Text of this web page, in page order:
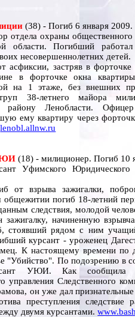
(38) - Погиб 6 января 2009.
охраны общественного
области. Погибший
несовершеннолетних детей.
застряв в форточке
в форточке окна
на 1 этаже, без внешних
38-летнего майора
району Ленобласти.
ему квартиру через
lenobl.allnw.ru
(18) - милиционер. Погиб 10
Юридического
зажигалки,
общежитии погиб 18-летний
следствия, молодой
начиненную
стоявший рядом с ним
курсант - уроженец
К настоящему времени по
"Убийство". По подозрению в
УЮИ. Как сообщила
управления Следственного
он уже дал
преступления следствие
двумя курсантами.